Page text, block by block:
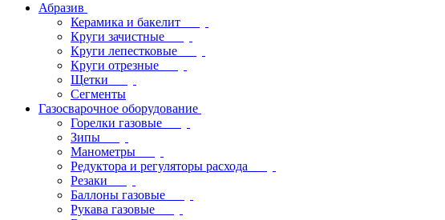
Абразив
Керамика и бакелит
Круги зачистные
Круги лепестковые
Круги отрезные
Щетки
Сегменты
Газосварочное оборудование
Горелки газовые
Зипы
Манометры
Редуктора и регуляторы расхода
Резаки
Баллоны газовые
Рукава газовые